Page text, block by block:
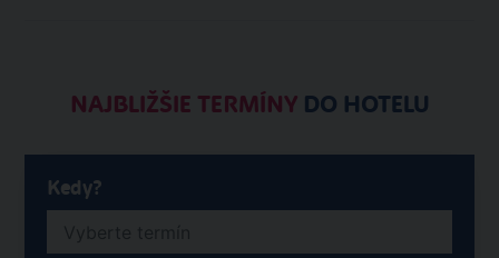
NAJBLIŽŠIE TERMÍNYDO HOTELU
Kedy?